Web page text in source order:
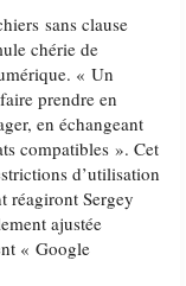
sans clause
chérie de
« Un
prendre en
en échangeant
compatibles ». Cet
d’utilisation
réagiront Sergey
ajustée
« Google